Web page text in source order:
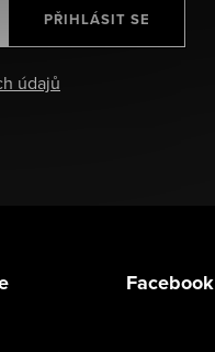
údajů
PŘIHLÁSIT SE
Facebook